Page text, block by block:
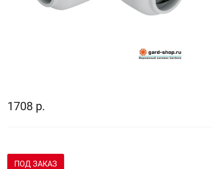
1708 р.
ПОД ЗАКАЗ